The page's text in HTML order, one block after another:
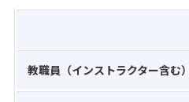
教職員（インストラクター含む）